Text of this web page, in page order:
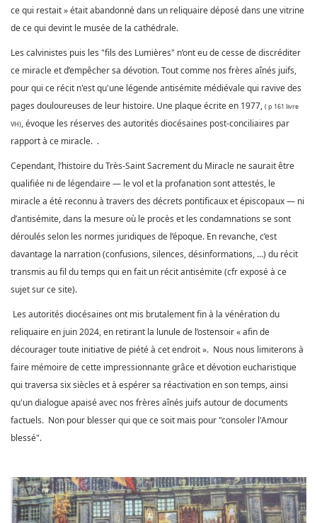
ce qui restait » était abandonné dans un reliquaire déposé dans une vitrine
de ce qui devint le musée de la cathédrale.
Les calvinistes puis les "fils des Lumières" n’ont eu de cesse de discréditer
ce miracle et d’empêcher sa dévotion. Tout comme nos frères aînés juifs,
pour qui ce récit n'est qu'une légende antisémite médiévale qui ravive des
pages douloureuses de leur histoire. Une plaque écrite en 1977, ( p 161 livre
VH), évoque les réserves des autorités diocésaines post-conciliaires par
rapport à ce miracle. .
Cependant, l’histoire du Très-Saint Sacrement du Miracle ne saurait être
qualifiée ni de légendaire — le vol et la profanation sont attestés, le
miracle a été reconnu à travers des décrets pontificaux et épiscopaux — ni
d’antisémite, dans la mesure où le procès et les condamnations se sont
déroulés selon les normes juridiques de l’époque. En revanche, c’est
davantage la narration (confusions, silences, désinformations, …) du récit
transmis au fil du temps qui en fait un récit antisémite(cfr exposé à ce
sujet sur ce site).
Les autorités diocésaines ont mis brutalement fin à la vénération du
reliquaire en juin 2024, en retirant la lunule de l’ostensoir « afin de
décourager toute initiative de piété à cet endroit ». Nous nous limiterons à
faire mémoire de cette impressionnante grâce et dévotion eucharistique
qui traversa six siècles et à espérer sa réactivation en son temps, ainsi
qu'un dialogue apaisé avec nos frères aînés juifs autour de documents
factuels. Non pour blesser qui que ce soit mais pour "consoler l'Amour
blessé".